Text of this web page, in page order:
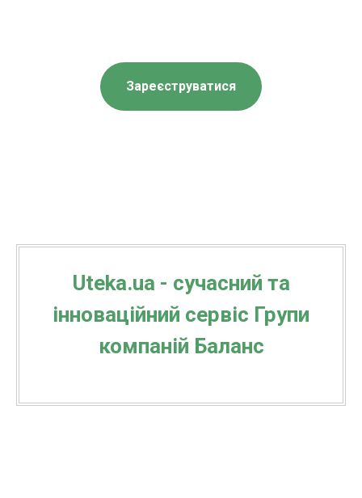
Зареєструватися
Uteka.ua - сучасний та
інноваційний сервіс Групи
компаній Баланс